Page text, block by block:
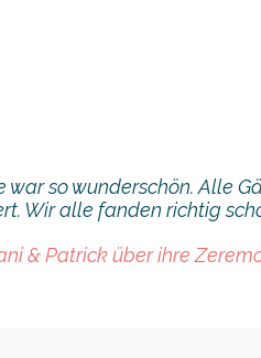
war so wunderschön. Alle
Wir alle fanden richtig
& Patrick über ihre